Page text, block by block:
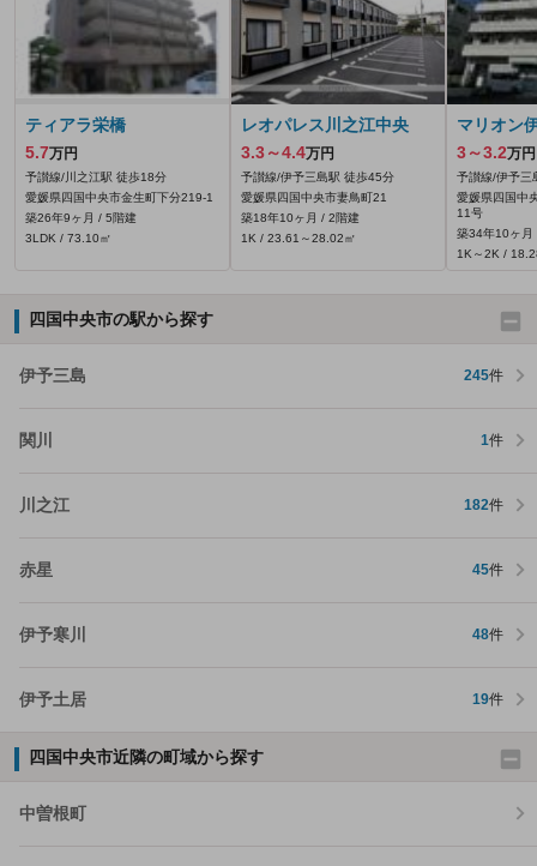
ティアラ栄橋
5.7万円
予讃線/川之江駅 徒歩18分
愛媛県四国中央市金生町下分219‐1
築26年9ヶ月 / 5階建
3LDK / 73.10㎡
レオパレス川之江中央
3.3～4.4万円
予讃線/伊予三島駅 徒歩45分
愛媛県四国中央市妻鳥町21
築18年10ヶ月 / 2階建
1K / 23.61～28.02㎡
マリオン
3～3.2万円
予讃線/伊予三
愛媛県四国中
11号
築34年10ヶ月
1K～2K /
四国中央市の駅から探す
伊予三島 245件
関川 1件
川之江 182件
赤星 45件
伊予寒川 48件
伊予土居 19件
四国中央市近隣の町域から探す
中曽根町